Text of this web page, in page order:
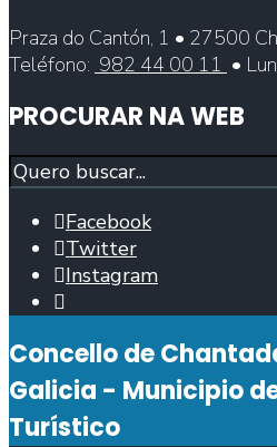
Praza do Cantón, 1 • 27500
Teléfono: 982 44 00 11 •
PROCURAR NA WEB
Procurar
Facebook
Twitter
Instagram
de
busca
Concello de
Galicia - Municipio
Turístico